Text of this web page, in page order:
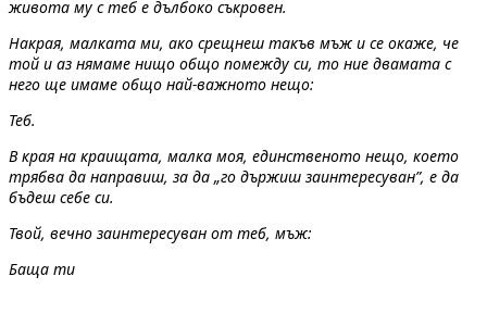
живота му с теб е дълбоко съкровен.
Накрая, малката ми, ако срещнеш такъв мъж и се окаже, че
той и аз нямаме нищо общо помежду си, то ние двамата с
него ще имаме общо най-важното нещо:
Теб.
В края на краищата, малка моя, единственото нещо, което
трябва да направиш, за да „го държиш заинтересуван”, е да
бъдеш себе си.
Твой, вечно заинтересуван от теб, мъж:
Баща ти